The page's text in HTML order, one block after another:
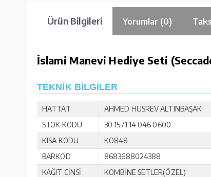
Ürün Bilgileri Yorumlar (0)
İslami Manevi Hediye Seti
TEKNİK BİLGİLER
HATTAT
AHMED HUSREV ALTINBAŞAK
STOK KODU
30 1571 14 046 0600
KISA KODU
KO848
BARKOD
8683688024388
KAĞIT CİNSİ
KOMBİNE SETLER(ÖZEL)